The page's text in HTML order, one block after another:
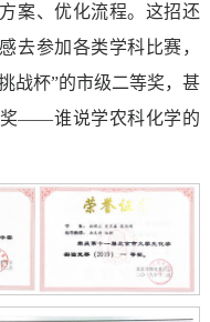
案、优化流程。这招还
去参加各类学科比赛，
战杯”的市级二等奖，甚
奖——谁说学农科化学的